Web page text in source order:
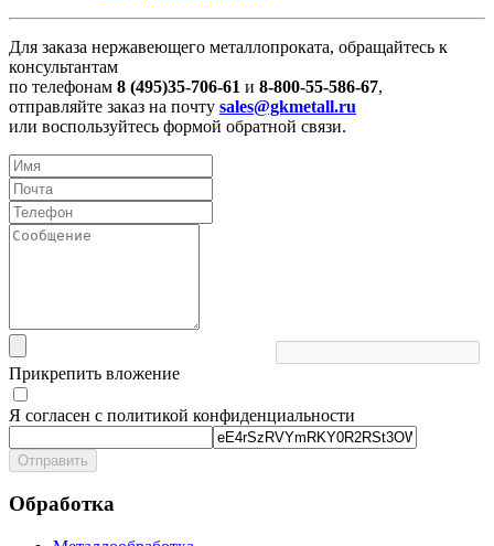
Для заказа нержавеющего металлопроката, обращайтесь к
консультантам
по телефонам 8 (495)35-706-61 и 8-800-55-586-67,
отправляйте заказ на почту sales@gkmetall.ru
или воспользуйтесь формой обратной связи.
Прикрепить вложение
Я согласен с политикой конфиденциальности
Отправить
Обработка